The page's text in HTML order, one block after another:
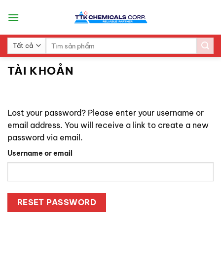
Search
TÀI KHOẢN
Lost your password? Please enter your username or
email address. You will receive a link to create a new
password via email.
Username or email
RESET PASSWORD